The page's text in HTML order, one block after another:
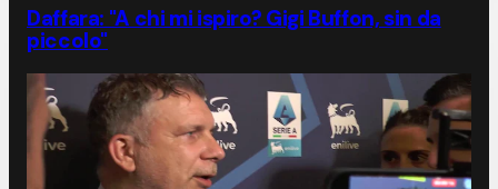
Daffara: "A chi mi ispiro? Gigi Buffon, sin da
piccolo"